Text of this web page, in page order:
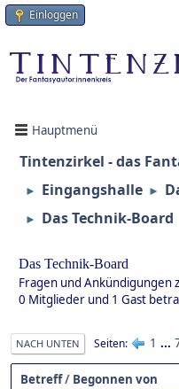
Einloggen
Hauptmenü
Tintenzirkel - das
► Eingangshalle ►
► Das Technik-Board
Das Technik-Board
Fragen und Ankündigungen
0 Mitglieder und 1 Gast
NACH UNTEN Seiten 1 ...
Betreff/ Begonnen von